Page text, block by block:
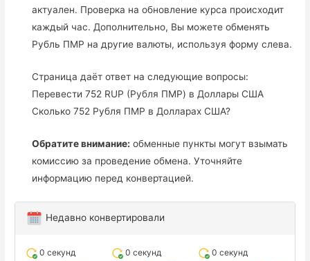
актуален. Проверка на обновление курса происходит
каждый час. Дополнительно, Вы можете обменять
Рубль ПМР на другие валюты, используя форму слева.
Страница даёт ответ на следующие вопросы:
Перевести 752 RUP (Рубля ПМР) в Доллары США
Сколько 752 Рубля ПМР в Долларах США?
Обратите внимание: обменные пункты могут взымать
комиссию за проведение обмена. Уточняйте
информацию перед конвертацией.
Недавно конвертировали
0 секунд
0 секунд
0 секунд